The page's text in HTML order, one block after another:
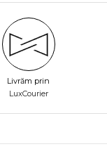
Livrăm prin
LuxCourier